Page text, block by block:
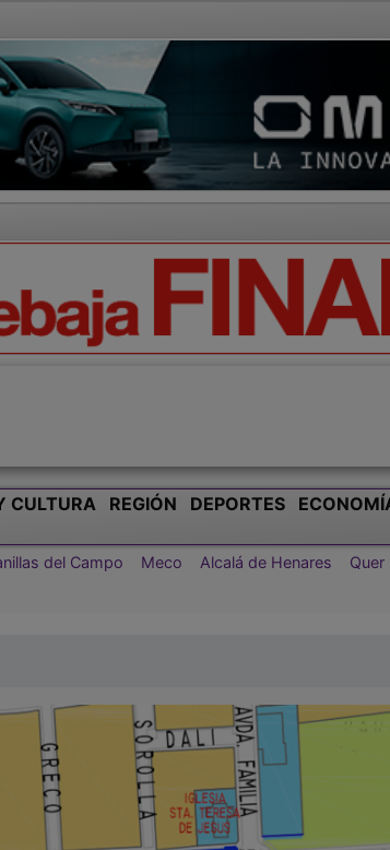
CULTURA REGIÓN DEPORTES
del Campo Meco Alcalá de Henares Quer